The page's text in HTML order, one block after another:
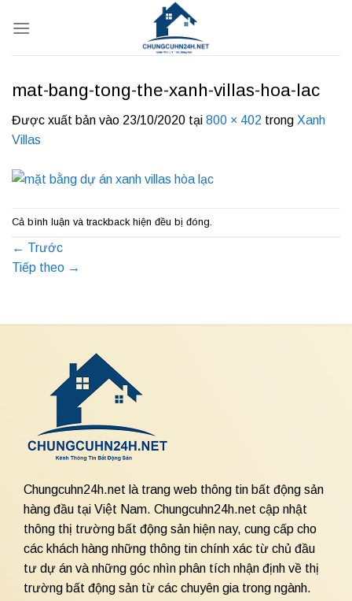
qua
mat-bang-tong-the-xanh-villas-hoa-lac
Được xuất bản vào 23/10/2020 tại 800 × 402 trong Xanh
Villas
Cả bình luận và trackback hiện đều bị đóng.
← Trước
Tiếp theo →
Chungcuhn24h.net là trang web thông tin bất động sản
hàng đầu tại Việt Nam. Chungcuhn24h.net cập nhật
thông thị trường bất động sản hiện nay, cung cấp cho
các khách hàng những thông tin chính xác từ chủ đầu
tư dự án và những góc nhìn phân tích nhận định về thị
trường bất động sản từ các chuyên gia trong ngành.